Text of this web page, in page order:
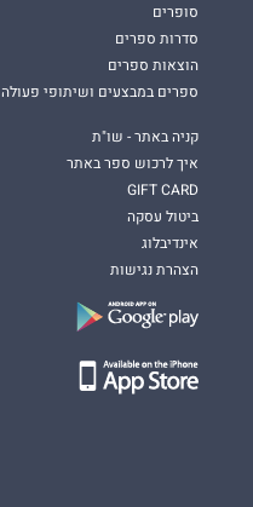
סופרים
סדרות ספרים
הוצאות ספרים
ספרים במבצעים ושיתופי פעולה
קניה באתר - שו"ת
איך לרכוש ספר באתר
GIFT CARD
ביטול עסקה
אינדיבלוג
הצהרת נגישות